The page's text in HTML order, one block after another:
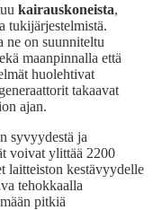
kairauskoneista,
tukijärjestelmistä.
ne on suunniteltu
maanpinnalla että
huolehtivat
takaavat
ajan.
syvyydestä ja
voivat ylittää 2200
laitteiston kestävyydelle
tehokkaalla
pitkiä